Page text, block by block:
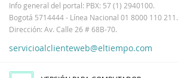
Info general del portal: PBX: 57 (1) 2940100.
Bogotá 5714444 - Línea Nacional 01 8000 110 211.
Dirección: Av. Calle 26 # 68B-70.
servicioalclienteweb@eltiempo.com